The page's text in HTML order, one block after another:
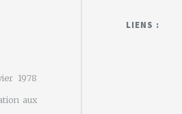
1978
aux
LIENS :